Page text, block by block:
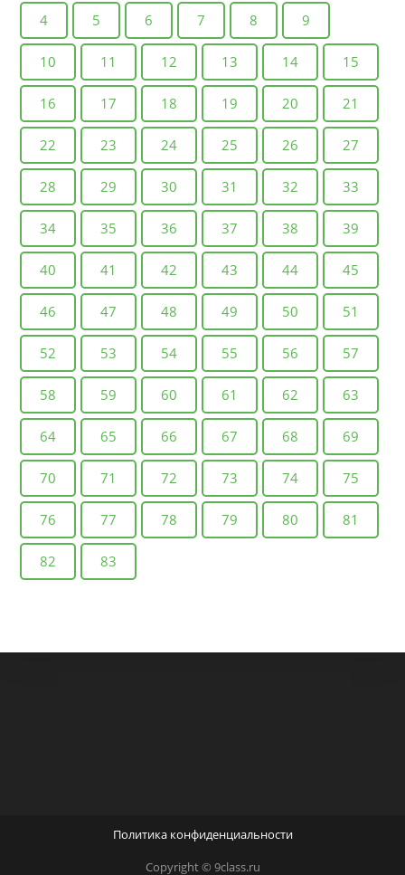
4 5 6 7 8 9
10 11 12 13 14 15
16 17 18 19 20 21
22 23 24 25 26 27
28 29 30 31 32 33
34 35 36 37 38 39
40 41 42 43 44 45
46 47 48 49 50 51
52 53 54 55 56 57
58 59 60 61 62 63
64 65 66 67 68 69
70 71 72 73 74 75
76 77 78 79 80 81
82 83
Политика конфиденциальности
Copyright © 9class.ru